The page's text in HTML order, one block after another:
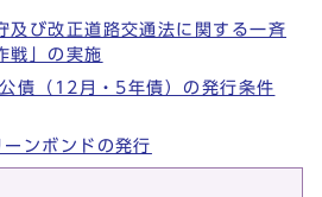
及び改正道路交通法に関する一斉
戦」の実施
債（12月・5年債）の発行条件
ンボンドの発行